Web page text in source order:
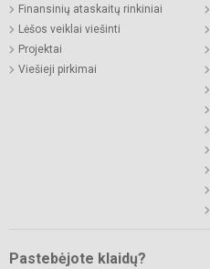
Finansinių ataskaitų rinkiniai
Lėšos veiklai viešinti
Projektai
Viešieji pirkimai
Pastebėjote klaidų?